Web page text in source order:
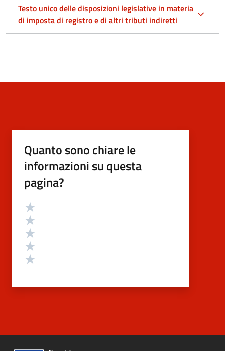
Testo unico delle disposizioni legislative in materia
di imposta di registro e di altri tributi indiretti
Quanto sono chiare le
informazioni su questa
pagina?
Valutazione